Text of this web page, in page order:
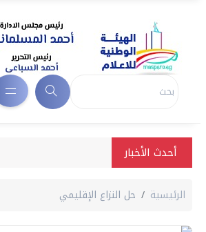
أحدث الأخبار
الرئيسية حل النزاع الإقليمي